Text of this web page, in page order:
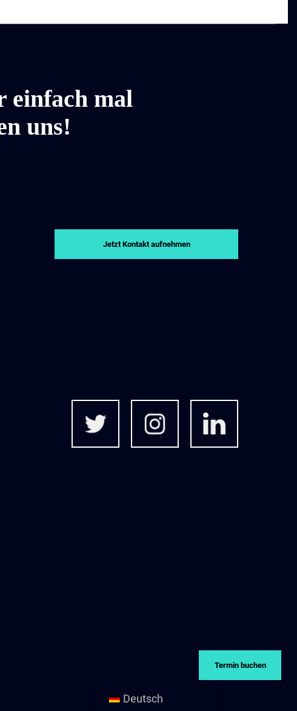
einfach mal
uns!
Jetzt Kontakt aufnehmen
Termin buchen
Deutsch